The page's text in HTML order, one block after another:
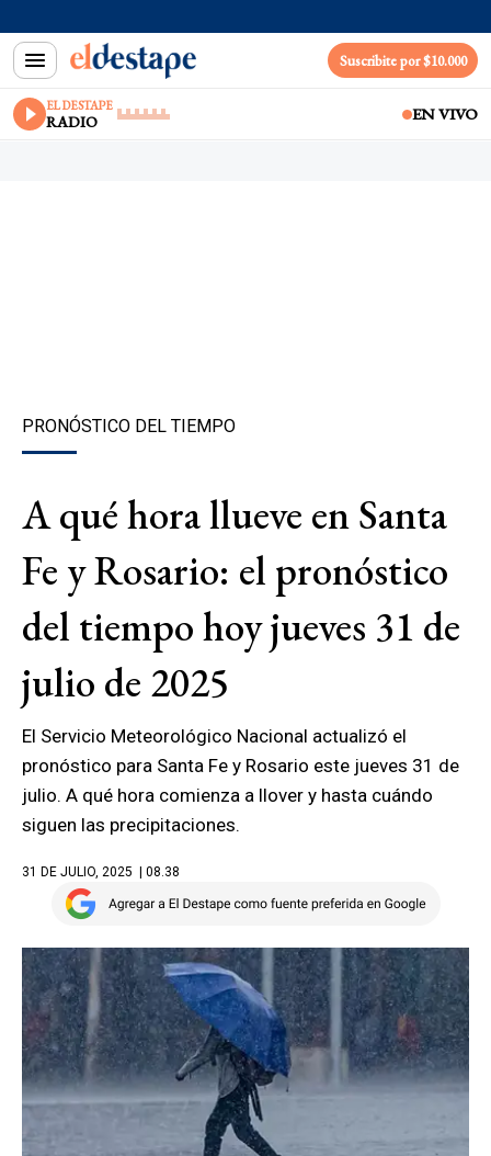
Suscribite por $10.000
EL DESTAPE
RADIO EN VIVO
PRONÓSTICO DEL TIEMPO
A qué hora llueve en Santa
Fe y Rosario: el pronóstico
del tiempo hoy jueves 31 de
julio de 2025
El Servicio Meteorológico Nacional actualizó el
pronóstico para Santa Fe y Rosario este jueves 31 de
julio. A qué hora comienza a llover y hasta cuándo
siguen las precipitaciones.
31 DE JULIO, 2025 | 08.38